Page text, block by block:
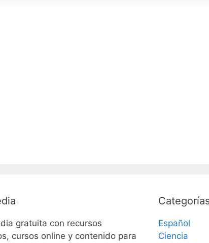
gratuita con recursos
cursos online y contenido para
Español
Ciencia